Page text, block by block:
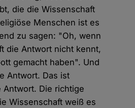
die die Wissenschaft
Menschen ist es
zu sagen: "Oh, wenn
die Antwort nicht kennt,
gemacht haben". Und
Antwort. Das ist
Antwort. Die richtige
Wissenschaft weiß es